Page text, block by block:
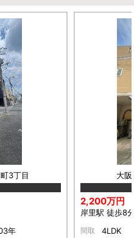
3丁目
年
大
2,200万円
岸里駅 徒歩8
間取 4LDK